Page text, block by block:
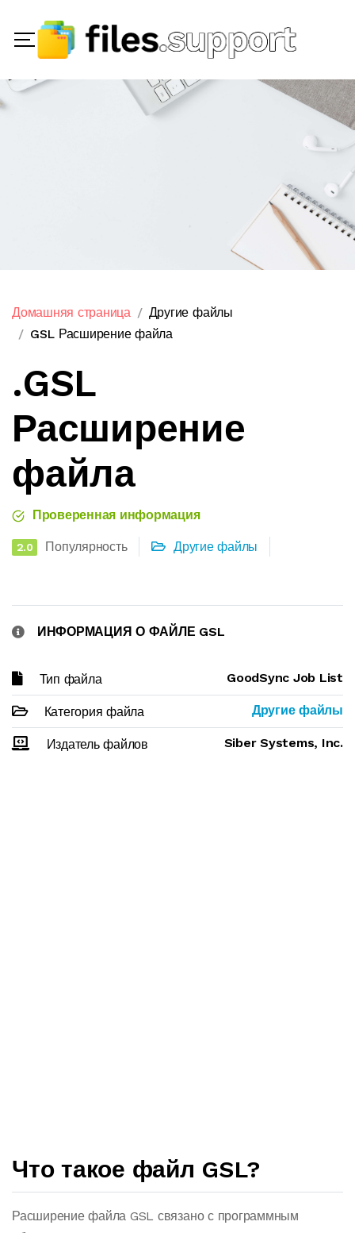
Домашняя страница
Другие файлы
GSL Расширение файла
.GSL
Расширение
файла
Проверенная информация
2.0 Популярность Другие файлы
ИНФОРМАЦИЯ О ФАЙЛЕ GSL
Тип файла GoodSync Job List
Категория файла Другие файлы
Издатель файлов Siber Systems, Inc.
Что такое файл GSL?
Расширение файла GSL связано с программным